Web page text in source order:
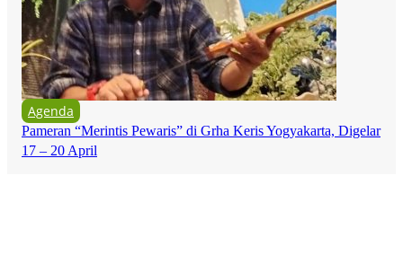
Agenda
Pameran “Merintis Pewaris” di Grha Keris Yogyakarta, Digelar
17 – 20 April